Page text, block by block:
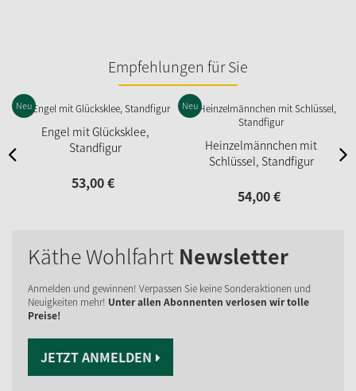
Empfehlungen für Sie
Engel mit Glücksklee,
Standfigur
Neu
53,00€
Heinzelmännchen mit
Schlüssel, Standfigur
Neu
54,00€
Käthe Wohlfahrt Newsletter
Anmelden und gewinnen! Verpassen Sie keine Sonderaktionen und
Neuigkeiten mehr! Unter allen Abonnenten verlosen wir tolle
Preise!
JETZT ANMELDEN